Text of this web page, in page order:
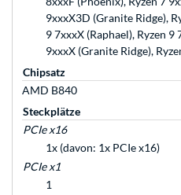
9xxxX3D (Granite Ridge),
9 7xxxX (Raphael), Ryzen 9
9xxxX (Granite Ridge),
Chipsatz
AMD B840
Steckplätze
PCIe x16
1x (davon: 1x PCIe x16)
PCIe x1
1